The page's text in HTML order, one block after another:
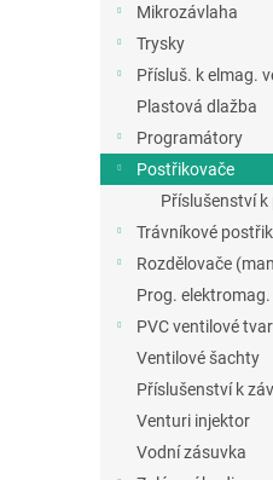
Mikrozávlaha
Trysky
Přísluš. k elmag.
Plastová dlažba
Programátory
Postřikovače
Příslušenství
Trávníkové
Rozdělovače
Prog.
PVC ventilové
Ventilové šachty
Příslušenství k
Venturi injektor
Vodní zásuvka